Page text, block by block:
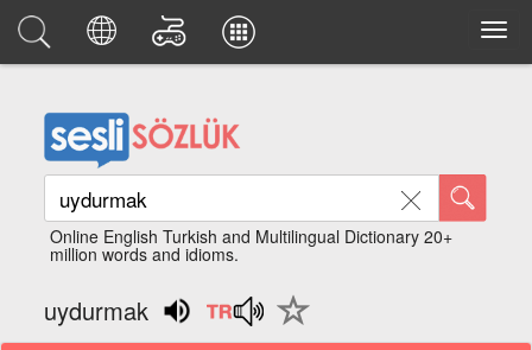
Online English Turkish and Multilingual Dictionary 20+
million words and idioms.
uydurmak